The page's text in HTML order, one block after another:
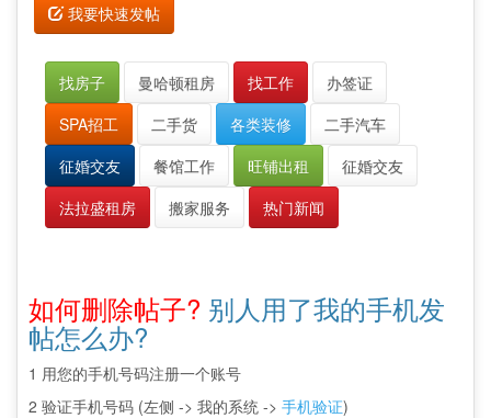
我要快速发帖
找房子 曼哈顿租房 找工作
办签证
SPA招工
二手货 各类装修
二手汽车
征婚交友
餐馆工作 旺铺出租
征婚交友
法拉盛租房
搬家服务 热门新闻
如何删除帖子? 别人用了我的手机发
帖怎么办?
1 用您的手机号码注册一个账号
2 验证手机号码 (左侧 -> 我的系统 -> 手机验证)